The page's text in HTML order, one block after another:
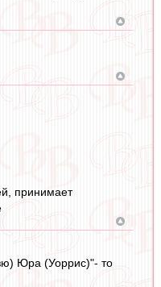
принимает
Юра (Уоррис)"- то